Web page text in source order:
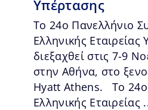
Υπέρτασης
Το 24ο Πανελλήνιο
Ελληνικής
διεξαχθεί στις 7-9
στην Αθήνα, στο
Hyatt Athens. Το 24ο
Ελληνικής Εταιρείας